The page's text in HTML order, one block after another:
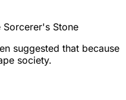
Sorcerer's Stone
suggested that because
society.